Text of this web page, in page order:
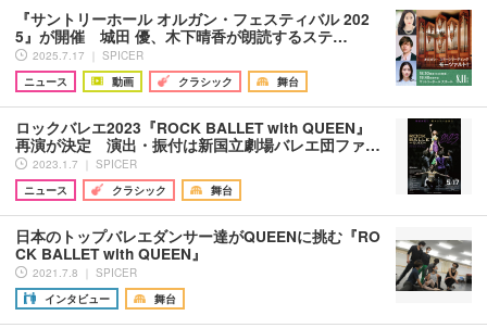
『サントリーホール オルガン・フェスティバル 202
5』が開催 城田 優、木下晴香が朗読するステ…
2025.7.17 ｜ SPICER
ニュース
動画 クラシック 舞台
ロックバレエ2023『ROCK BALLET with QUEEN』
再演が決定 演出・振付は新国立劇場バレエ団ファ…
2023.1.7 ｜ SPICER
ニュース
クラシック 舞台
日本のトップバレエダンサー達がQUEENに挑む『RO
CK BALLET with QUEEN』
2021.7.8 ｜ SPICER
インタビュー
舞台